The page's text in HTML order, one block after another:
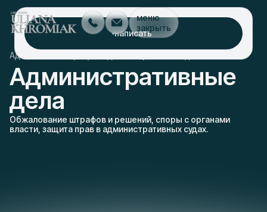
меню
закрыть
написать
Адвокат Львов
Административные
дела
Обжалование штрафов и решений, споры с органами
власти, защита прав в административных судах.